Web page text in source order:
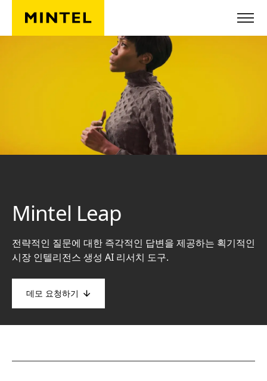
Skip to main content
Mintel Leap
전략적인 질문에 대한 즉각적인 답변을 제공하는 획기적인
시장 인텔리전스 생성 AI 리서치 도구.
데모 요청하기